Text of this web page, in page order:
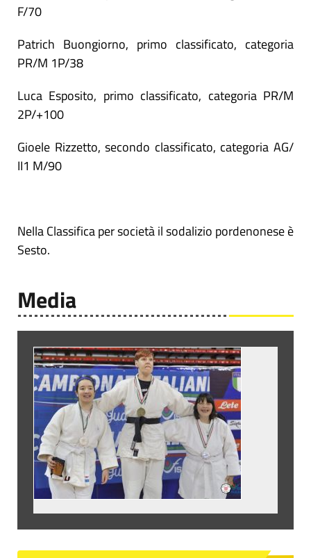
F/70
Patrich Buongiorno, primo classificato, categoria
PR/M 1P/38
Luca Esposito, primo classificato, categoria PR/M
2P/+100
Gioele Rizzetto, secondo classificato, categoria AG/
II1 M/90
Nella Classifica per società il sodalizio pordenonese è
Sesto.
Media